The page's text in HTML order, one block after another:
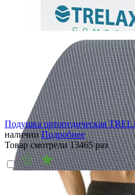
Подушка ортопедическая
наличии Подробнее
Товар смотрели13465раз